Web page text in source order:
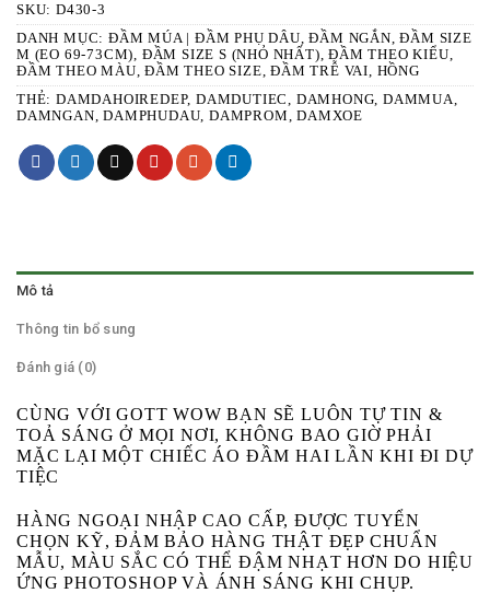
SKU: D430-3
DANH MỤC:ĐẦM MÚA | ĐẦM PHỤ DÂU,ĐẦM NGẮN,ĐẦM SIZE
M (EO 69-73CM), ĐẦM SIZE S (NHỎ NHẤT),ĐẦM THEO KIỂU,
ĐẦM THEO MÀU,ĐẦM THEO SIZE,ĐẦM TRỄ VAI, HỒNG
THẺ: DAMDAHOIREDEP,DAMDUTIEC, DAMHONG,DAMMUA,
DAMNGAN,DAMPHUDAU,DAMPROM,DAMXOE
Mô tả
Thông tin bổ sung
Đánh giá (0)
CÙNG VỚI GOTT WOW BẠN SẼ LUÔN TỰ TIN &
TOẢ SÁNG Ở MỌI NƠI, KHÔNG BAO GIỜ PHẢI
MẶC LẠI MỘT CHIẾC ÁO ĐẦM HAI LẦN KHI ĐI DỰ
TIỆC
HÀNG NGOẠI NHẬP CAO CẤP, ĐƯỢC TUYỂN
CHỌN KỸ, ĐẢM BẢO HÀNG THẬT ĐẸP CHUẨN
MẪU, MÀU SẮC CÓ THỂ ĐẬM NHẠT HƠN DO HIỆU
ỨNG PHOTOSHOP VÀ ÁNH SÁNG KHI CHỤP.